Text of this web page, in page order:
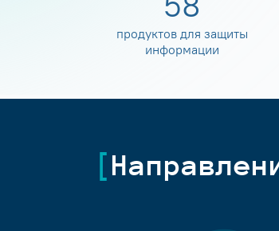
продуктов для защиты
информации